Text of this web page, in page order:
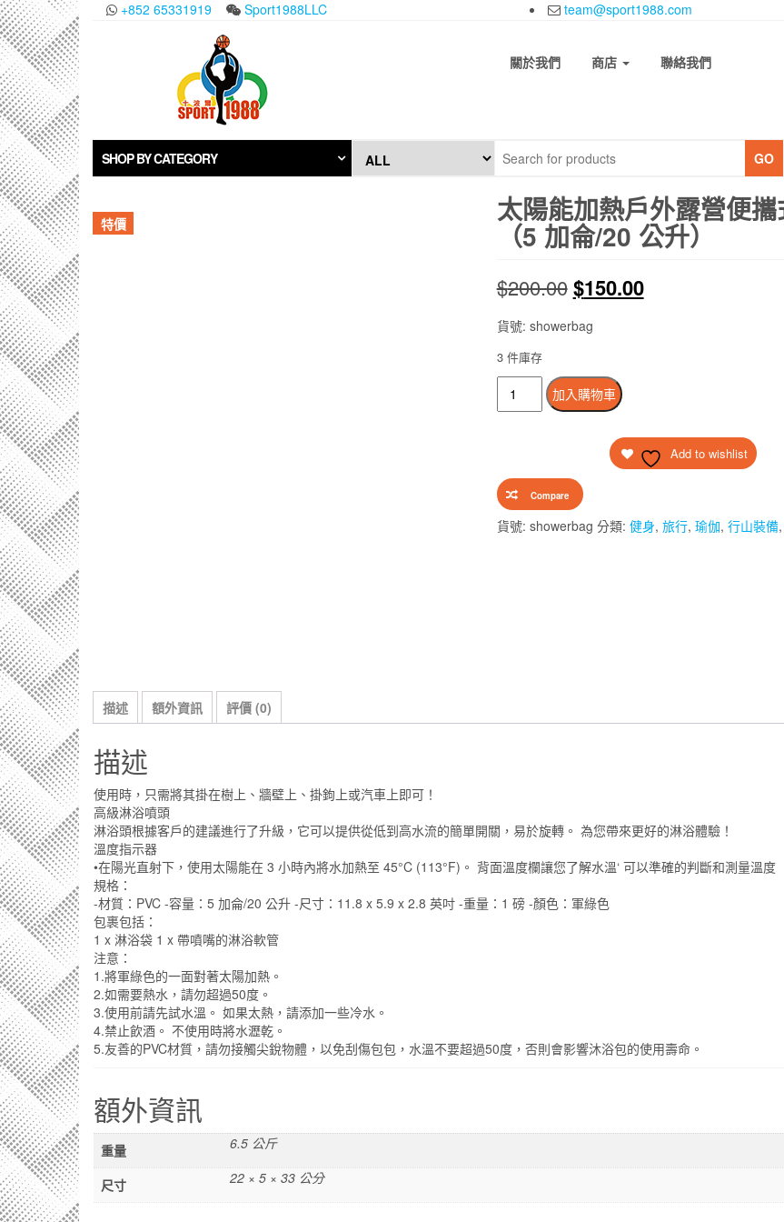
Skip
to
the
content
+852 65331919 Sport1988LLC team@sport1988.com
關於我們 商店 聯絡我們
SHOP BY CATEGORY GO
特價 太陽能加熱戶外露營便
（5 加侖/20 公升）
$200.00 原
始
格：
$150.00目
貨號: showerbag
3 件庫存
陽
熱
戶
外
加
量
加入購物車
Add to wishlist
Compare
貨號: showerbag 分類: 健身, 旅行, 瑜伽, 行山裝備,
描述 額外資訊 評價 (0)
描述
使用時，只需將其掛在樹上、牆壁上、掛鉤上或汽車上即可！
高級淋浴噴頭
淋浴頭根據客戶的建議進行了升級，它可以提供從低到高水流的簡單開關，易於旋轉。 為您帶來更好的淋浴體驗！
溫度指示器
•在陽光直射下，使用太陽能在 3 小時內將水加熱至 45°C (113°F)。 背面溫度欄讓您了解水溫‘ 可以準確的判斷和測量溫度
規格：
-材質：PVC -容量：5 加侖/20 公升 -尺寸：11.8 x 5.9 x 2.8 英吋 -重量：1 磅 -顏色：軍綠色
包裹包括：
1 x 淋浴袋 1 x 帶噴嘴的淋浴軟管
注意：
1.將軍綠色的一面對著太陽加熱。
2.如需要熱水，請勿超過50度。
3.使用前請先試水溫。 如果太熱，請添加一些冷水。
4.禁止飲酒。 不使用時將水瀝乾。
5.友善的PVC材質，請勿接觸尖銳物體，以免刮傷包包，水溫不要超過50度，否則會影響沐浴包的使用壽命。
額外資訊
重量 6.5 公斤
尺寸 22 × 5 × 33 公分